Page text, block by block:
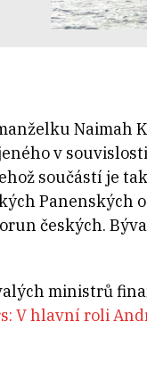
Naimah
v
součástí je
Panenských
českých.
ministrů
V hlavní roli